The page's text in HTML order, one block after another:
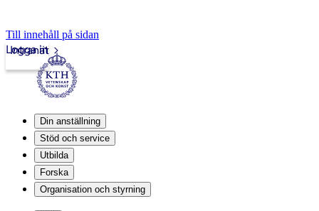
Till innehåll på sidan
Intranät
Logga in
Din anställning
Stöd och service
Utbilda
Forska
Organisation och styrning